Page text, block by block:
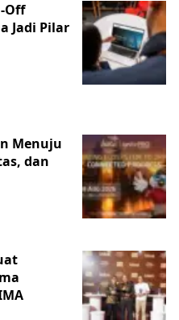
Off
Jadi Pilar
Menuju
dan